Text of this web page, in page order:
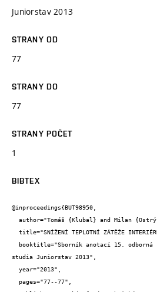
Juniorstav 2013
STRANY OD
77
STRANY DO
77
STRANY POČET
1
BIBTEX
@inproceedings{BUT98950,
studia Juniorstav 2013",